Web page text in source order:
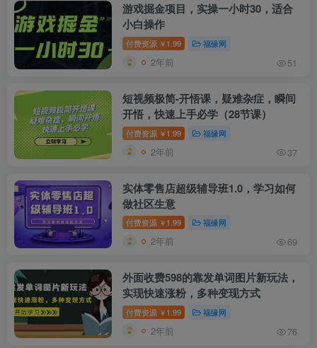
游戏掘金项目，实操一小时30，适合
小白操作
付费资源 ￥ 1.99 福缘网
2年前 51
短视频极简-开悟课，疑难杂症，瞬间
开悟，快速上手必学（28节课）
付费资源 ￥ 1.99 福缘网
2年前 37
实体零售店超级辅导班1.0，学习如何
做社区生意
付费资源 ￥ 1.99 福缘网
2年前 69
外面收费598的靠发单词图片新玩法，
实现快速涨粉，多种变现方式
付费资源 ￥ 1.99 福缘网
2年前 76